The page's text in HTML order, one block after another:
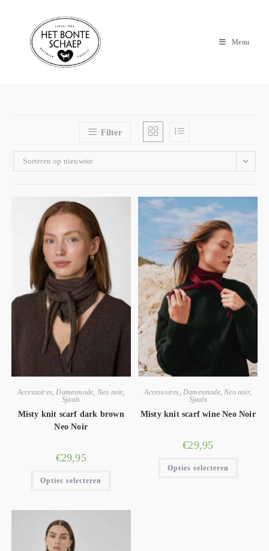
Menu
Filter
Sorteren op nieuwste
Accessoires Damesmode Neo noir,
Sjaals
Misty knit scarf dark brown
Neo Noir
€29,95
Opties selecteren
Accessoires Damesmode, Neo noir,
Sjaals
Misty knit scarf wine Neo Noir
€29,95
Opties selecteren